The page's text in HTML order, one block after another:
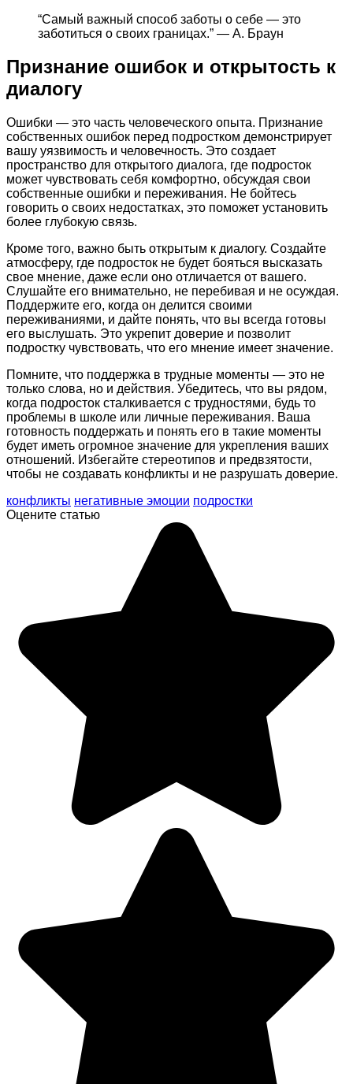
“Самый важный способ заботы о себе — это
заботиться о своих границах.” — А. Браун
Признание ошибок и открытость к
диалогу
Ошибки — это часть человеческого опыта. Признание
собственных ошибок перед подростком демонстрирует
вашу уязвимость и человечность. Это создает
пространство для открытого диалога, где подросток
может чувствовать себя комфортно, обсуждая свои
собственные ошибки и переживания. Не бойтесь
говорить о своих недостатках, это поможет установить
более глубокую связь.
Кроме того, важно быть открытым к диалогу. Создайте
атмосферу, где подросток не будет бояться высказать
свое мнение, даже если оно отличается от вашего.
Слушайте его внимательно, не перебивая и не осуждая.
Поддержите его, когда он делится своими
переживаниями, и дайте понять, что вы всегда готовы
его выслушать. Это укрепит доверие и позволит
подростку чувствовать, что его мнение имеет значение.
Помните, что поддержка в трудные моменты — это не
только слова, но и действия. Убедитесь, что вы рядом,
когда подросток сталкивается с трудностями, будь то
проблемы в школе или личные переживания. Ваша
готовность поддержать и понять его в такие моменты
будет иметь огромное значение для укрепления ваших
отношений. Избегайте стереотипов и предвзятости,
чтобы не создавать конфликты и не разрушать доверие.
конфликты негативные эмоции подростки
Оцените статью